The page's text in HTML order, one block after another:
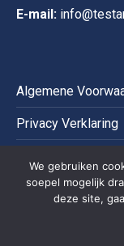
E-mail:
Algemene
Privacy Verklaring
Disclaimer
We gebruiken
soepel mogelijk
deze site,